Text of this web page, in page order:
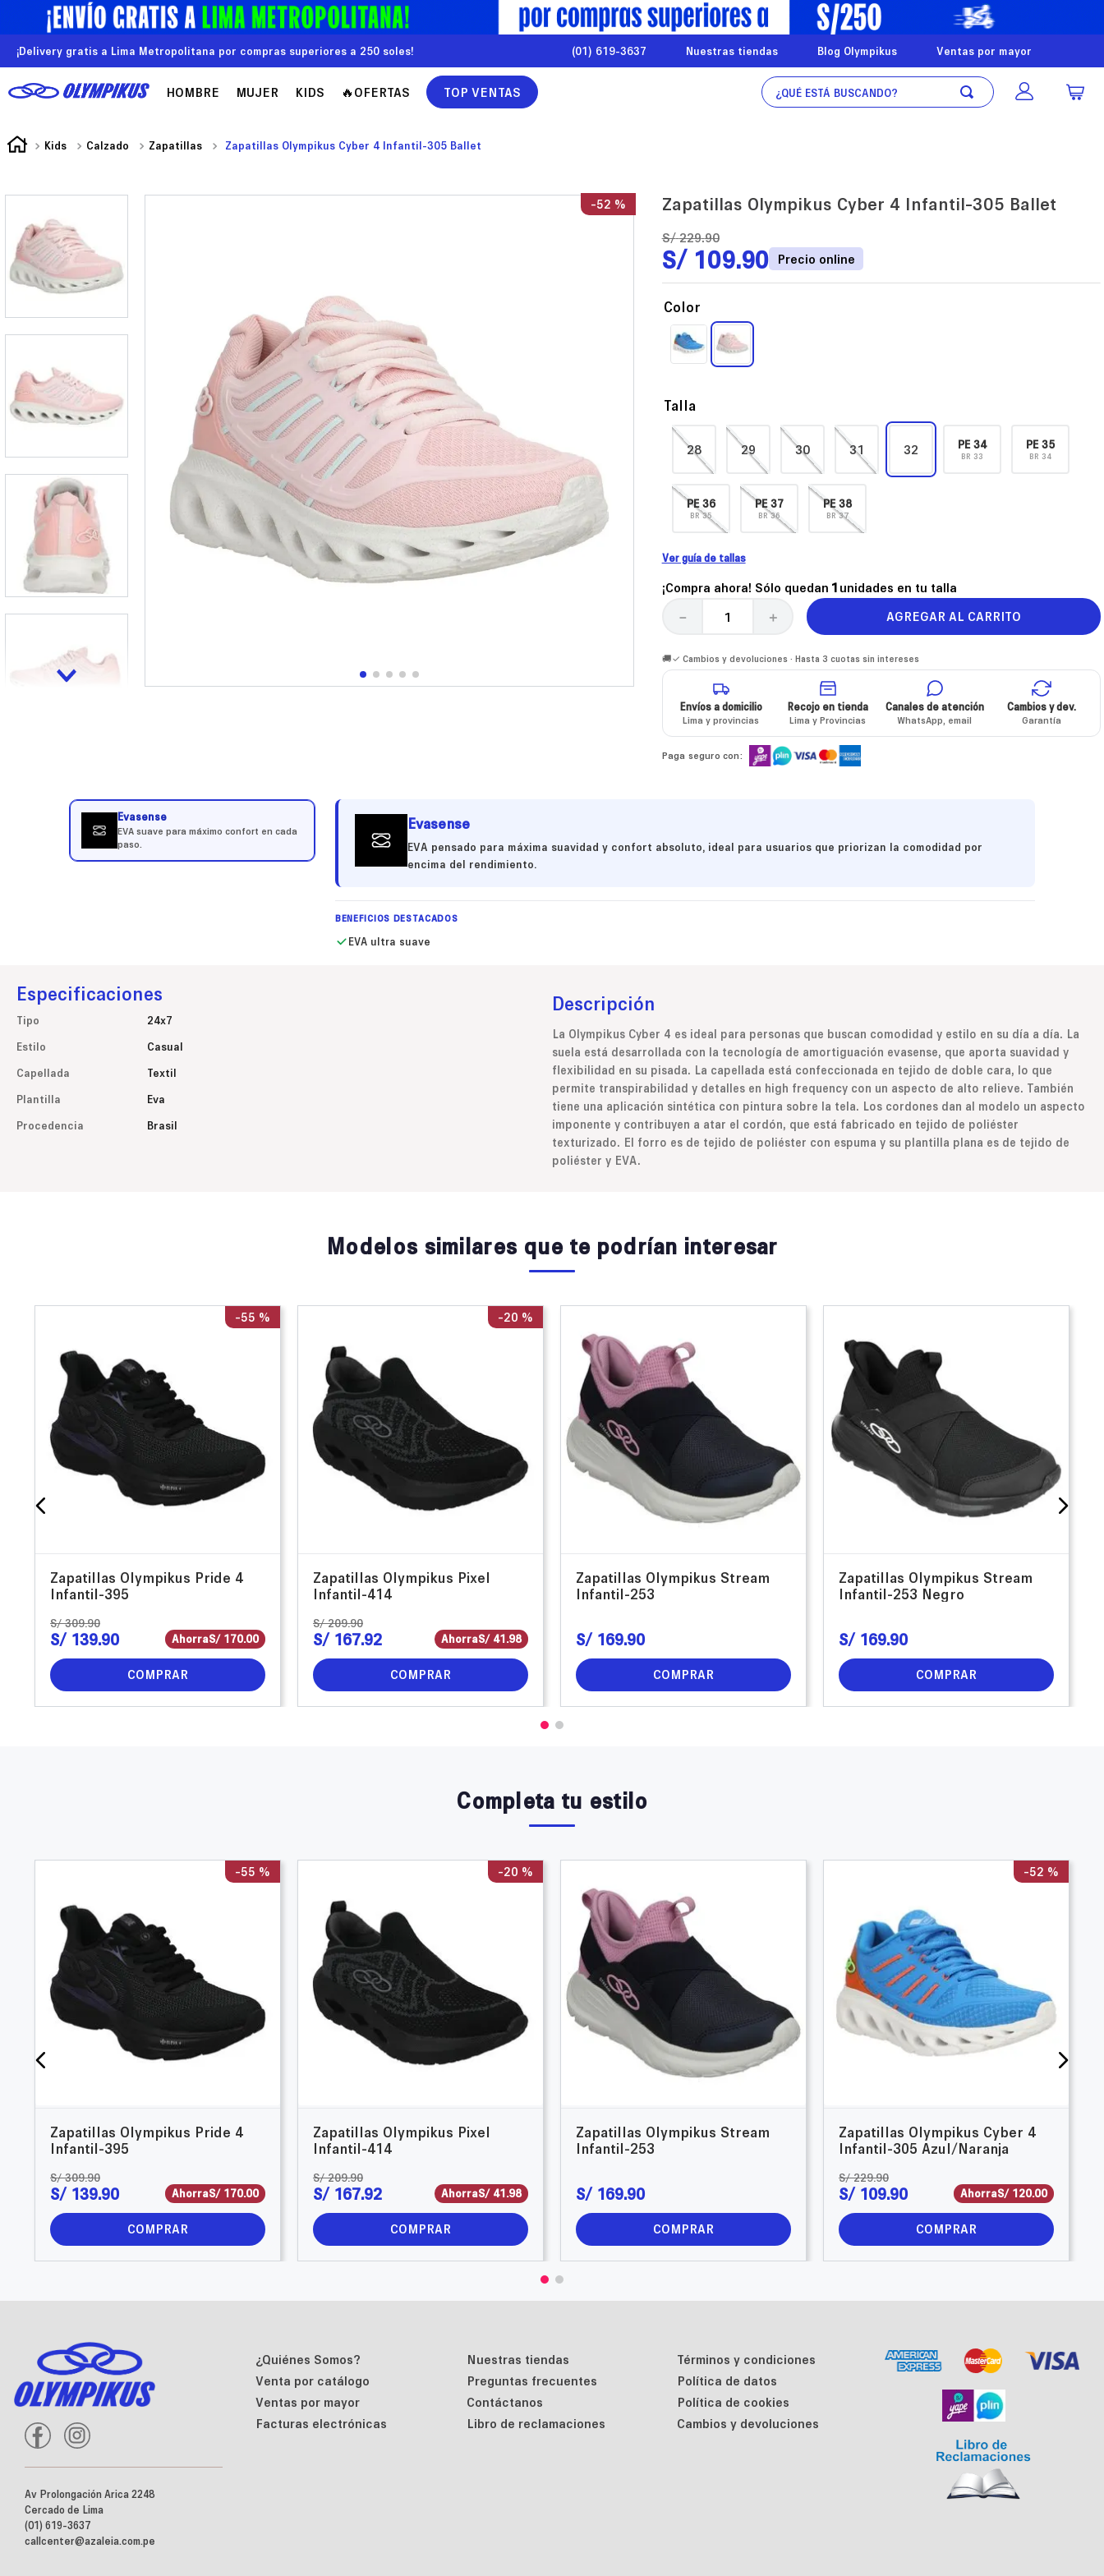
¡Delivery gratis a Lima Metropolitana por compras superiores a 250 soles! (01) 619-3637 Nuestras tiendas Blog Olympikus Ventas por mayor
HOMBRE MUJER KIDS 🔥OFERTAS TOP VENTAS
¿Qué está buscando?
Kids Calzado Zapatillas Zapatillas Olympikus Cyber 4 Infantil-305 Ballet
-52 % Zapatillas Olympikus Cyber 4 Infantil-305 Ballet
S/ 229.90
S/ 109.90
Talla
28 29 30 31 32 PE34
BR 33
PE35
BR 34
PE36
BR35
PE37
BR36
PE38
BR37
Color
Ver guía de tallas
¡Compra ahora! Sólo quedan 1 unidades en tu talla
＋
－ AGREGAR AL CARRITO
🚚✓ Cambios y devoluciones · Hasta 3 cuotas sin intereses
Envíos a domicilio
Lima y provincias
Recojo en tienda
Lima y Provincias
Canales de atención
WhatsApp, email
Cambios y dev.
Garantía
Paga seguro con:
Evasense
EVA suave para máximo confort en cada
paso.
Evasense
EVA pensado para máxima suavidad y confort absoluto, ideal para usuarios que priorizan la comodidad por
encima del rendimiento.
BENEFICIOS DESTACADOS
EVA ultra suave
Especificaciones
Tipo
24x7
Estilo
Casual
Capellada
Textil
Plantilla
Eva
Procedencia
Brasil
Descripción
La Olympikus Cyber 4 es ideal para personas que buscan comodidad y estilo en su día a día. La
suela está desarrollada con la tecnología de amortiguación evasense, que aporta suavidad y
flexibilidad en su pisada. La capellada está confeccionada en tejido de doble cara, lo que
permite transpirabilidad y detalles en high frequency con un aspecto de alto relieve. También
tiene una aplicación sintética con pintura sobre la tela. Los cordones dan al modelo un aspecto
imponente y contribuyen a atar el cordón, que está fabricado en tejido de poliéster
texturizado. El forro es de tejido de poliéster con espuma y su plantilla plana es de tejido de
poliéster y EVA.
Modelos similares que te podrían interesar
-55 %
Zapatillas Olympikus Pride 4
Infantil-395
S/ 309.90
S/ 139.90 AhorraS/ 170.00
COMPRAR
-20 %
Zapatillas Olympikus Pixel
Infantil-414
S/ 209.90
S/ 167.92 AhorraS/ 41.98
COMPRAR
Zapatillas Olympikus Stream
Infantil-253
S/ 169.90
COMPRAR
Zapatillas Olympikus Stream
Infantil-253 Negro
S/ 169.90
COMPRAR
Completa tu estilo
-55 %
Zapatillas Olympikus Pride 4
Infantil-395
S/ 309.90
S/ 139.90 AhorraS/ 170.00
COMPRAR
-20 %
Zapatillas Olympikus Pixel
Infantil-414
S/ 209.90
S/ 167.92 AhorraS/ 41.98
COMPRAR
Zapatillas Olympikus Stream
Infantil-253
S/ 169.90
COMPRAR
-52 %
Zapatillas Olympikus Cyber 4
Infantil-305 Azul/Naranja
S/ 229.90
S/ 109.90 AhorraS/ 120.00
COMPRAR
Av Prolongación Arica 2248
Cercado de Lima
(01) 619-3637
callcenter@azaleia.com.pe
¿Quiénes Somos?
Venta por catálogo
Ventas por mayor
Facturas electrónicas
Nuestras tiendas
Preguntas frecuentes
Contáctanos
Libro de reclamaciones
Términos y condiciones
Política de datos
Política de cookies
Cambios y devoluciones